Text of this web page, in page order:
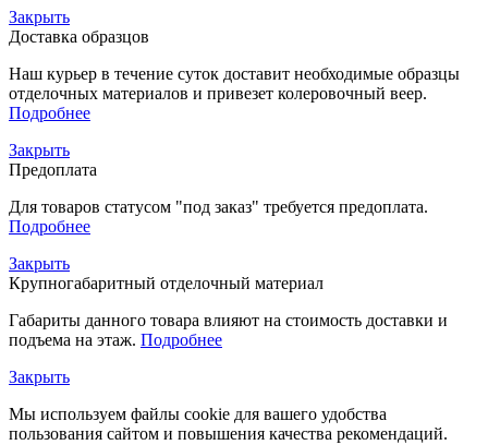
Закрыть
Доставка образцов
Наш курьер в течение суток доставит необходимые образцы
отделочных материалов и привезет колеровочный веер.
Подробнее
Закрыть
Предоплата
Для товаров статусом "под заказ" требуется предоплата.
Подробнее
Закрыть
Крупногабаритный отделочный материал
Габариты данного товара влияют на стоимость доставки и
подъема на этаж. Подробнее
Закрыть
Мы используем файлы cookie для вашего удобства
пользования сайтом и повышения качества рекомендаций.